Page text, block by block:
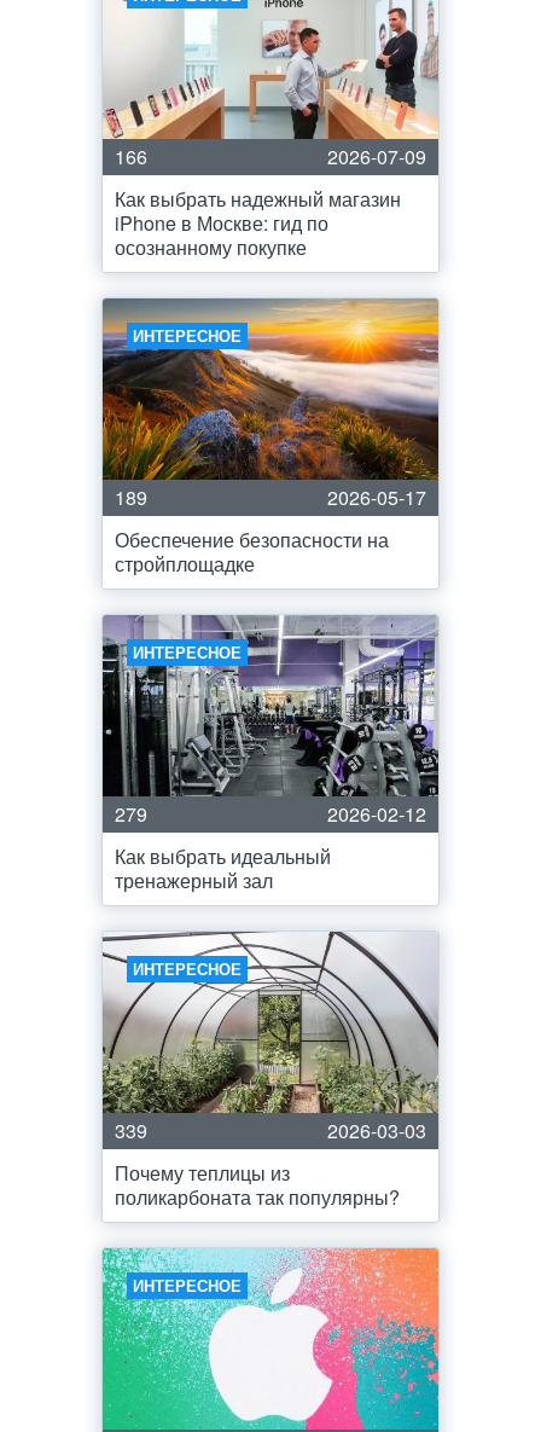
166
2026-07-09
Как выбрать надежный магазин
iPhone в Москве: гид по
осознанному покупке
ИНТЕРЕСНОЕ
189
2026-05-17
Обеспечение безопасности на
стройплощадке
ИНТЕРЕСНОЕ
279
2026-02-12
Как выбрать идеальный
тренажерный зал
ИНТЕРЕСНОЕ
339
2026-03-03
Почему теплицы из
поликарбоната так популярны?
ИНТЕРЕСНОЕ